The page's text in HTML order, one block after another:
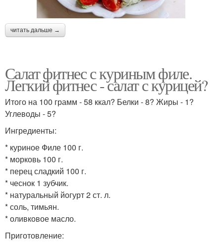
читать дальше →
Салат фитнес с куриным филе.
Легкий фитнес - салат с курицей?
Итого на 100 грамм - 58 ккал? Белки - 8? Жиры - 1?
Углеводы - 5?
Ингредиенты:
* куриное Филе 100 г.
* морковь 100 г.
* перец сладкий 100 г.
* чеснок 1 зубчик.
* натуральный йогурт 2 ст. л.
* соль, тимьян.
* оливковое масло.
Приготовление: